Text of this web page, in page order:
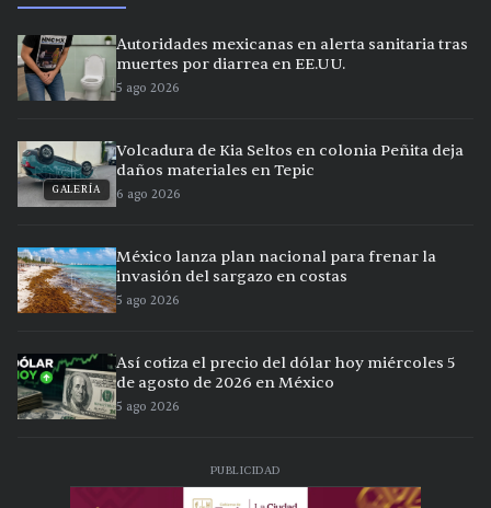
Autoridades mexicanas en alerta sanitaria tras
muertes por diarrea en EE.UU.
5 ago 2026
GALERÍA
Volcadura de Kia Seltos en colonia Peñita deja
daños materiales en Tepic
6 ago 2026
México lanza plan nacional para frenar la
invasión del sargazo en costas
5 ago 2026
Así cotiza el precio del dólar hoy miércoles 5
de agosto de 2026 en México
5 ago 2026
PUBLICIDAD